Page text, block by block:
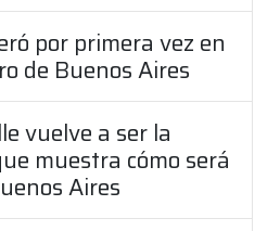
por primera vez en
de Buenos Aires
vuelve a ser la
muestra cómo será
Aires